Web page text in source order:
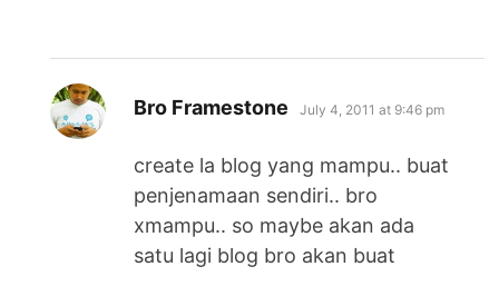
Bro Framestone says:
July 4, 2011 at 9:46 pm
create la blog yang mampu.. buat
penjenamaan sendiri.. bro
xmampu.. so maybe akan ada
satu lagi blog bro akan buat